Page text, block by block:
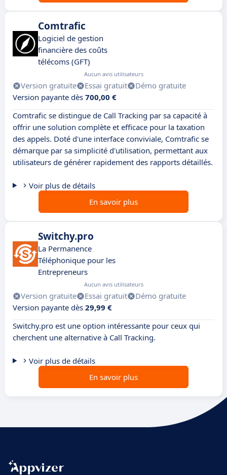
Comtrafic
Logiciel de gestion
financière des coûts
télécoms (GFT)
Aucun avis utilisateurs
Version gratuite Essai gratuit
Démo gratuite
Version payante dès 700,00 €
Comtrafic se distingue de Call Tracking par sa capacité à
offrir une solution complète et efficace pour la taxation
des appels. Doté d'une interface conviviale, Comtrafic se
démarque par sa simplicité d'utilisation, permettant aux
utilisateurs de générer rapidement des rapports détaillés.
Voir plus de détails
En savoir plus
Switchy.pro
La Permanence
Téléphonique pour les
Entrepreneurs
Aucun avis utilisateurs
Version gratuite Essai gratuit
Démo gratuite
Version payante dès 29,99 €
Switchy.pro est une option intéressante pour ceux qui
cherchent une alternative à Call Tracking.
Voir plus de détails
En savoir plus